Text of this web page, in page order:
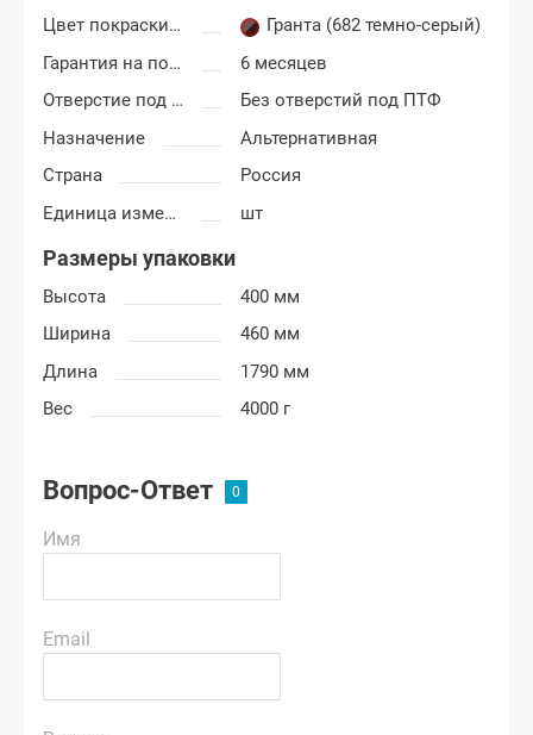
Цвет покраски Лада Гранта
Гранта (682 темно-серый)
Гарантия на покраску
6 месяцев
Отверстие под ПТФ
Без отверстий под ПТФ
Назначение
Альтернативная
Страна
Россия
Единица измерения
шт
Размеры упаковки
Высота
400 мм
Ширина
460 мм
Длина
1790 мм
Вес
4000 г
Вопрос-Ответ
Имя
Email